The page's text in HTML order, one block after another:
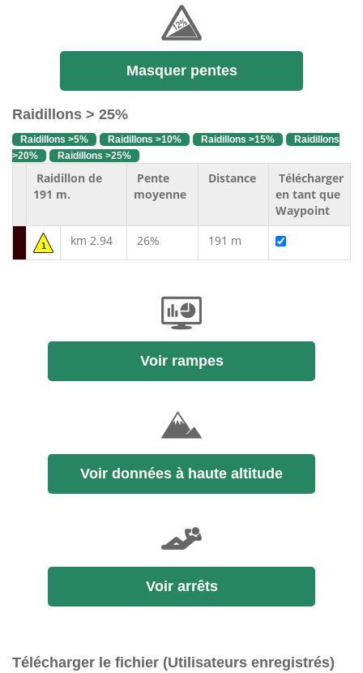
Masquer pentes
Raidillons > 25%
Raidillons >5% Raidillons >10% Raidillons >15%
Raidillons
>20%
Raidillons >25%
Raidillon de
191 m.
Pente
moyenne
Distance
Télécharger
en tant que
Waypoint
1 km 2.94 26% 191 m
Voir rampes
Voir données à haute altitude
Voir arrêts
Télécharger le fichier (Utilisateurs enregistrés)